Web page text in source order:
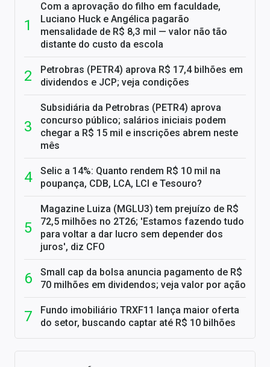
Com a aprovação do filho em faculdade,
Luciano Huck e Angélica pagarão
mensalidade de R$ 8,3 mil — valor não tão
distante do custo da escola
Petrobras (PETR4) aprova R$ 17,4 bilhões em
dividendos e JCP; veja condições
Subsidiária da Petrobras (PETR4) aprova
concurso público; salários iniciais podem
chegar a R$ 15 mil e inscrições abrem neste
mês
Selic a 14%: Quanto rendem R$ 10 mil na
poupança, CDB, LCA, LCI e Tesouro?
Magazine Luiza (MGLU3) tem prejuízo de R$
72,5 milhões no 2T26; 'Estamos fazendo tudo
para voltar a dar lucro sem depender dos
juros', diz CFO
Small cap da bolsa anuncia pagamento de R$
70 milhões em dividendos; veja valor por ação
Fundo imobiliário TRXF11 lança maior oferta
do setor, buscando captar até R$ 10 bilhões